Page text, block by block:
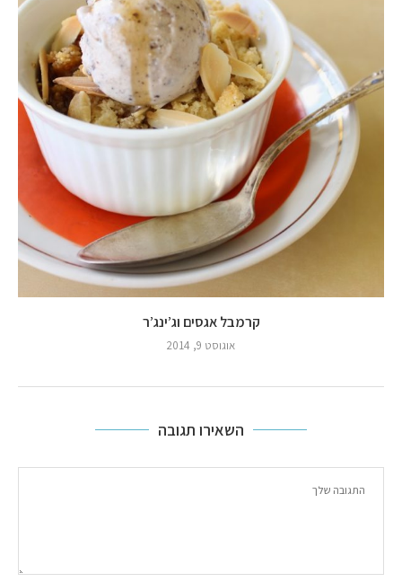
קרמבל אגסים וג’ינג’ר
אוגוסט 9, 2014
השאירו תגובה